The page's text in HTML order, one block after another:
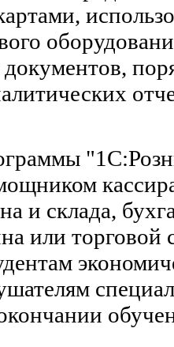
и склада,
или торговой